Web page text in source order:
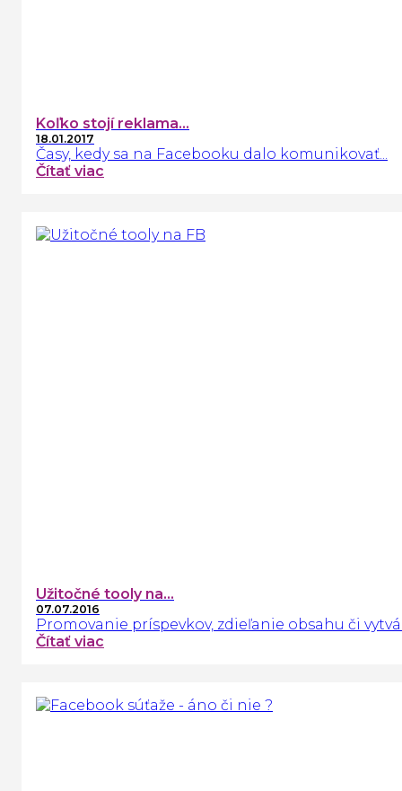
Koľko stojí reklama...
18.01.2017
Časy, kedy sa na Facebooku dalo komunikovať...
Čítať viac
Užitočné tooly na...
07.07.2016
Promovanie príspevkov, zdieľanie obsahu či
Čítať viac